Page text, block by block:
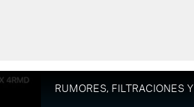
RUMORES, FILTRACIONES